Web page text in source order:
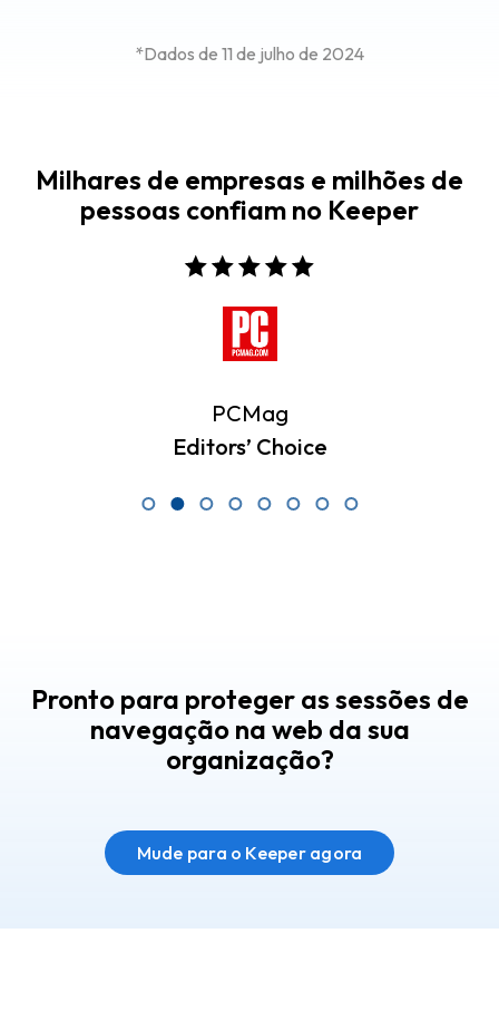
*Dados de 11 de julho de 2024
Milhares de empresas e milhões de
pessoas confiam no Keeper
PCMag
Editors’ Choice
Pronto para proteger as sessões de
navegação na web da sua
organização?
Mude para o Keeper agora